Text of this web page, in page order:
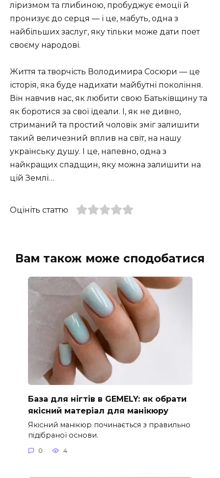
ліризмом та глибиною, пробуджує емоції й
пронизує до серця — і це, мабуть, одна з
найбільших заслуг, яку тільки може дати поет
своєму народові.
Життя та творчість Володимира Сосюри — це
історія, яка буде надихати майбутні покоління.
Він навчив нас, як любити свою Батьківщину та
як боротися за свої ідеали. І, як не дивно,
стриманий та простий чоловік зміг залишити
такий величезний вплив на світ, на нашу
українську душу. І це, напевно, одна з
найкращих спадщин, яку можна залишити на
цій Землі…
Оцініть статтю
Вам також може сподобатися
База для нігтів в GEMELY: як обрати
якісний матеріал для манікюру
Якісний манікюр починається з правильно
підібраної основи.
0 4